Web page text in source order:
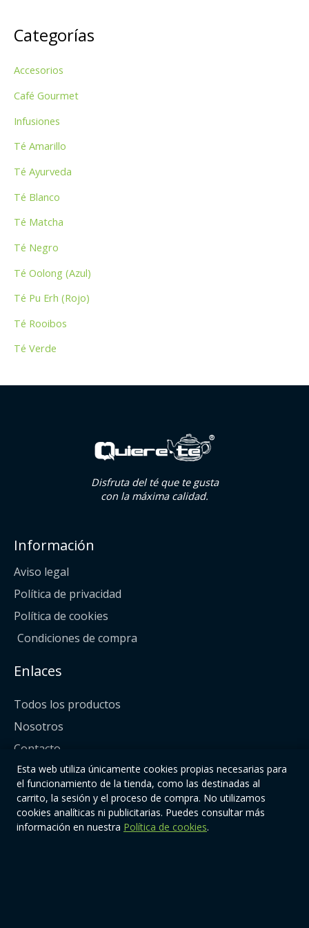
c
r
p
Categorías
Accesorios
Café Gourmet
Infusiones
Té Amarillo
Té Ayurveda
Té Blanco
Té Matcha
Té Negro
Té Oolong (Azul)
Té Pu Erh (Rojo)
Té Rooibos
Té Verde
Disfruta del té que te gusta
con la máxima calidad.
Información
Aviso legal
Política de privacidad
Política de cookies
Condiciones de compra
Enlaces
Todos los productos
Nosotros
Contacto
Síguenos
Esta web utiliza únicamente cookies propias necesarias para
el funcionamiento de la tienda, como las destinadas al
carrito, la sesión y el proceso de compra. No utilizamos
cookies analíticas ni publicitarias. Puedes consultar más
información en nuestra Política de cookies.